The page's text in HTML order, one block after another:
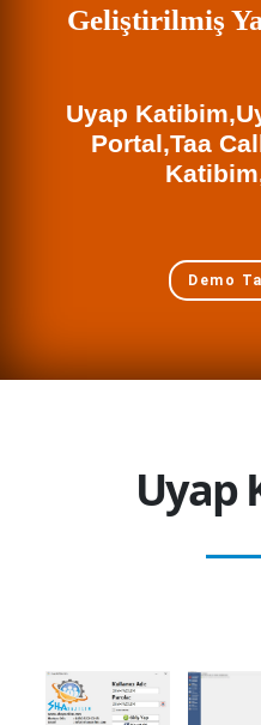
Geliştirilmiş
Uyap
Portal,Taa
Demo
Uyap